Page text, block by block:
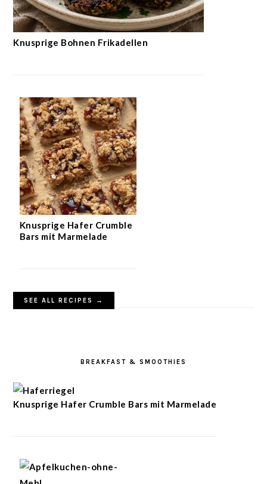
Knusprige Bohnen Frikadellen
Knusprige Hafer Crumble
Bars mit Marmelade
SEE ALL RECIPES →
BREAKFAST & SMOOTHIES
Knusprige Hafer Crumble Bars mit Marmelade